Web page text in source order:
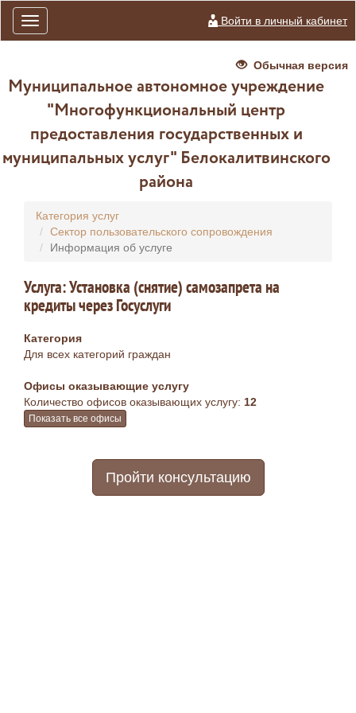
Toggle
navigation
Войти в личный кабинет
Обычная версия
Муниципальное автономное учреждение
"Многофункциональный центр
предоставления государственных и
муниципальных услуг" Белокалитвинского
района
Категория услуг
Сектор пользовательского сопровождения
Информация об услуге
Услуга: Установка (снятие) самозапрета на
кредиты через Госуслуги
Категория
Для всех категорий граждан
Офисы оказывающие услугу
Количество офисов оказывающих услугу: 12
Показать все офисы
Пройти консультацию